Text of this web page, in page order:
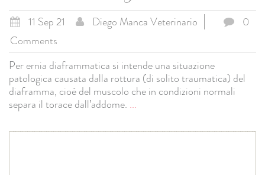
11 Sep 21 Diego Manca Veterinario
0
Comments
Per ernia diaframmatica si intende una situazione
patologica causata dalla rottura (di solito traumatica) del
diaframma, cioè del muscolo che in condizioni normali
separa il torace dall’addome. ...